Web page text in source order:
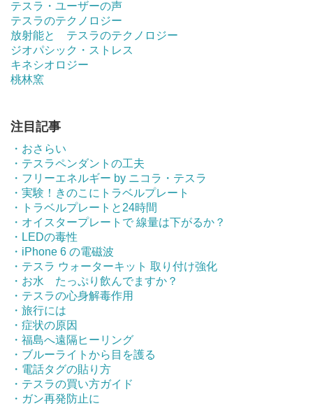
テスラ・ユーザーの声
テスラのテクノロジー
放射能と テスラのテクノロジー
ジオパシック・ストレス
キネシオロジー
桃林窯
注目記事
・おさらい
・テスラペンダントの工夫
・フリーエネルギー by ニコラ・テスラ
・実験！きのこにトラベルプレート
・トラベルプレートと24時間
・オイスタープレートで 線量は下がるか？
・LEDの毒性
・iPhone 6 の電磁波
・テスラ ウォーターキット 取り付け強化
・お水 たっぷり飲んでますか？
・テスラの心身解毒作用
・旅行には
・症状の原因
・福島へ遠隔ヒーリング
・ブルーライトから目を護る
・電話タグの貼り方
・テスラの買い方ガイド
・ガン再発防止に